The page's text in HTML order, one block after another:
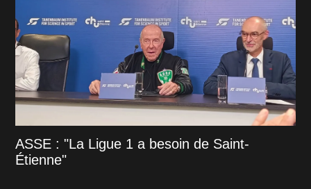
ASSE : "La Ligue 1 a besoin de Saint-
Étienne"